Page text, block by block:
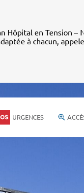
Hôpital en Tension –
à chacun,
URGENCES